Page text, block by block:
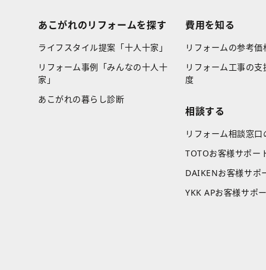
あこがれのリフォームを探す
ライフスタイル提案「十人十家」
リフォーム事例「みんなの十人十
家」
あこがれの暮らし診断
費用を知る
リフォームの参考価
リフォーム工事の
度
相談する
リフォーム相談窓口
TOTOお客様サポー
DAIKENお客様サポ
YKK APお客様サポ